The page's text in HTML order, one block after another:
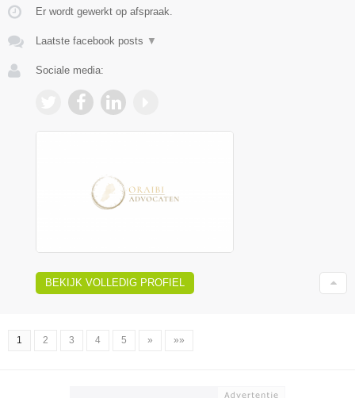
Er wordt gewerkt op afspraak.
Laatste facebook posts ▼
Sociale media:
BEKIJK VOLLEDIG PROFIEL
1 2 3 4 5 » »»